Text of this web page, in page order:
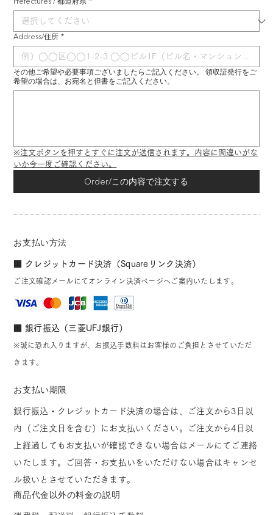
Address/住所 *
その他ご希望や必要事項ございましたらご記入ください。 領収証発行をご
希望の場合は、お宛名と但書をご記入ください。
※注文ボタンを押すとすぐに注文が送信されます。内容に間違いがな
いか今一度ご確認ください。
Order/この内容で注文する
お支払い方法
■ クレジットカード決済（Squareリンク決済）
ご注文確認メールにてオンライン決済ページへご案内いたします。
■ 銀行振込（三菱UFJ銀行）
※誠に恐れ入りますが、お振込手数料はお客様のご負担とさせていただ
きます。
お支払い期限
銀行振込・クレジットカード決済の場合は、ご注文から3日以
内（ご注文日を含む）にお支払いください。ご注文から4日以
上経過してもお支払いが確認できない場合はメールにてご連絡
いたします。ご回答・お支払いをいただけない場合はキャンセ
ル扱いとさせていただきます。
商品代金以外の料金の説明